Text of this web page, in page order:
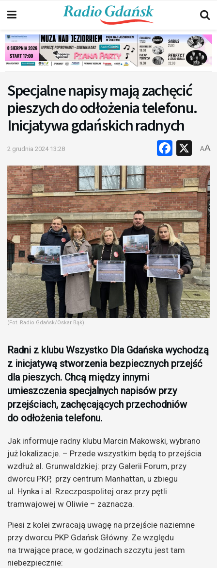
Specjalne napisy mają zachęcić
pieszych do odłożenia telefonu.
Inicjatywa gdańskich radnych
2 grudnia 2024 13:28 X
AA
(Fot. Radio Gdańsk/Oskar Bąk)
Radni z klubu Wszystko Dla Gdańska wychodzą
z inicjatywą stworzenia bezpiecznych przejść
dla pieszych. Chcą między innymi
umieszczenia specjalnych napisów przy
przejściach, zachęcających przechodniów
do odłożenia telefonu.
Jak informuje radny klubu Marcin Makowski, wybrano
już lokalizacje. – Przede wszystkim będą to przejścia
wzdłuż al. Grunwaldzkiej: przy Galerii Forum, przy
dworcu PKP, przy centrum Manhattan, u zbiegu
ul. Hynka i al. Rzeczpospolitej oraz przy pętli
tramwajowej w Oliwie – zaznacza.
Piesi z kolei zwracają uwagę na przejście naziemne
przy dworcu PKP Gdańsk Główny. Ze względu
na trwające prace, w godzinach szczytu jest tam
niebezpiecznie: